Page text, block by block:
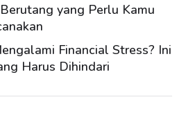
yang Perlu Kamu
Financial Stress? Ini
Harus Dihindari